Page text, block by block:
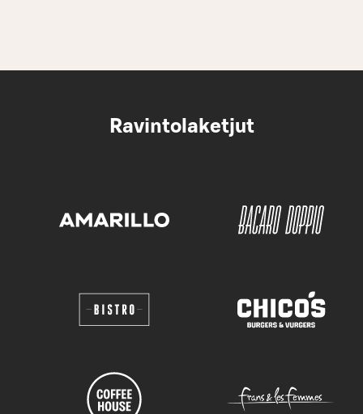
Ravintolaketjut